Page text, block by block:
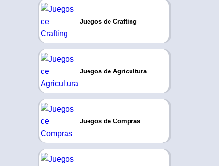
Juegos de Crafting
Juegos de Agricultura
Juegos de Compras